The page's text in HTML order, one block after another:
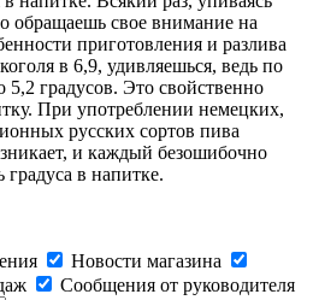
свое внимание на
приготовления и разлива
в 6,9, удивляешься, ведь по
5,2 градусов. Это свойственно
При употреблении немецких,
русских сортов пива
и каждый безошибочно
в напитке.
Новости магазина
Сообщения от руководителя